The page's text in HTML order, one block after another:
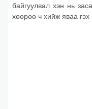
байгуулвал хэн нь
хөөрөө ч хийж яваа